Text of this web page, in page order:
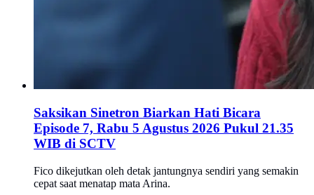
Saksikan Sinetron Biarkan Hati Bicara
Episode 7, Rabu 5 Agustus 2026 Pukul 21.35
WIB di SCTV
Fico dikejutkan oleh detak jantungnya sendiri yang semakin
cepat saat menatap mata Arina.